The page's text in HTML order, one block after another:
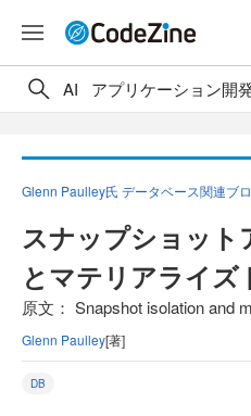
AI アプリケーション開
Glenn Paulley氏 データベース関連ブ
スナップショット
とマテリアライズ
原文： Snapshot isolation and
Glenn Paulley[著]
DB